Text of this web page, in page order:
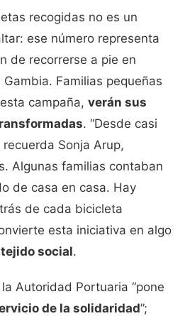
recogidas no es un
ese número representa
de recorrerse a pie en
Familias pequeñas
campaña, verán sus
. “Desde casi
Sonja Arup,
Algunas familias contaban
de casa en casa. Hay
de cada bicicleta
esta iniciativa en algo
tejido social.
Autoridad Portuaria “pone
de la solidaridad”;